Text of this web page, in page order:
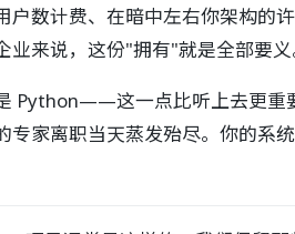
户数计费、在暗中左右你架构的
业来说，这份"拥有"就是全部要义
Python——这一点比听上去更重
专家离职当天蒸发殆尽。你的系